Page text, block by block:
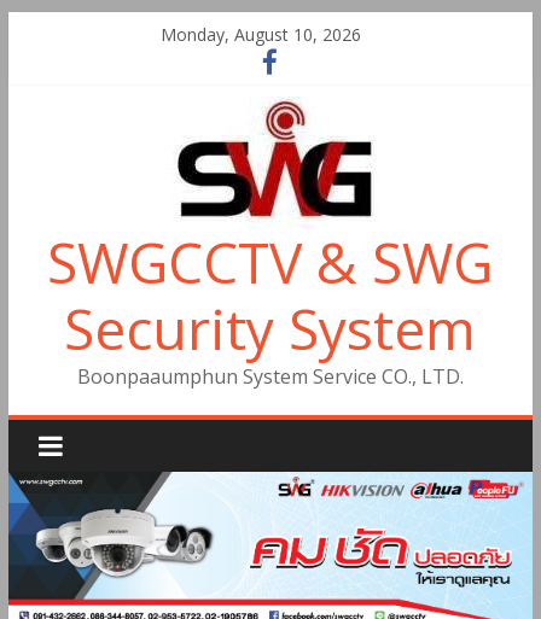
Monday, August 10, 2026
SWGCCTV & SWG
Security System
Boonpaaumphun System Service CO., LTD.